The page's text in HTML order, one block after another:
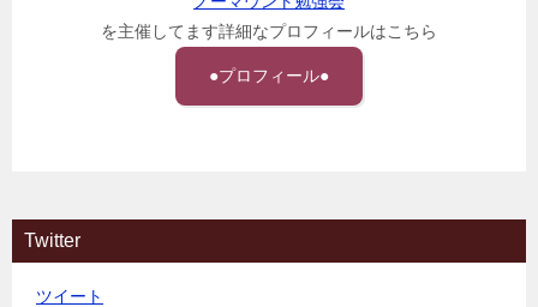
を主催してます詳細なプロフィールはこちら
●プロフィール●
Twitter
ツイート